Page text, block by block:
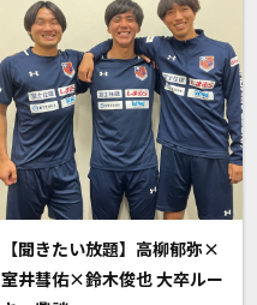
【聞きたい放題】高柳郁弥×
室井彗佑×鈴木俊也 大卒ルー